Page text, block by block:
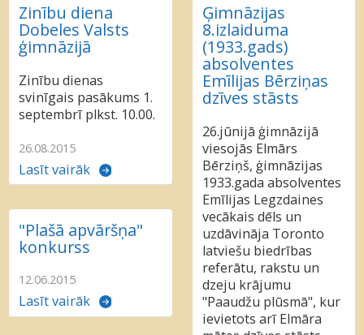
Zinību diena
Dobeles Valsts
ģimnāzijā
Zinību dienas
svinīgais pasākums 1.
septembrī plkst. 10.00.
26.08.2015
Lasīt vairāk
Ģimnāzijas
8.izlaiduma
(1933.gads)
absolventes
Emīlijas Bērziņas
dzīves stāsts
26.jūnijā ģimnāzijā
viesojās Elmārs
Bērziņš, ģimnāzijas
1933.gada absolventes
Emīlijas Legzdaines
vecākais dēls un
uzdāvināja Toronto
latviešu biedrības
referātu, rakstu un
dzeju krājumu
"Paaudžu plūsmā", kur
ievietots arī Elmāra
"Plašā apvāršņa"
konkurss
12.06.2015
Lasīt vairāk